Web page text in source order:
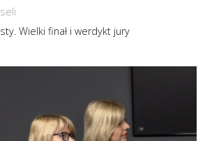
Wielki finał i werdykt jury